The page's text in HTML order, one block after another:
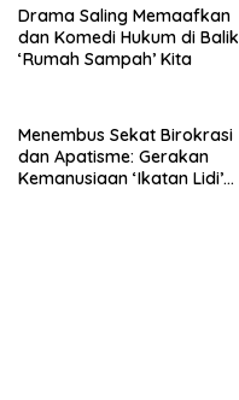
Drama Saling Memaafkan
dan Komedi Hukum di Balik
‘Rumah Sampah’ Kita
Menembus Sekat Birokrasi
dan Apatisme: Gerakan
Kemanusiaan ‘Ikatan Lidi’